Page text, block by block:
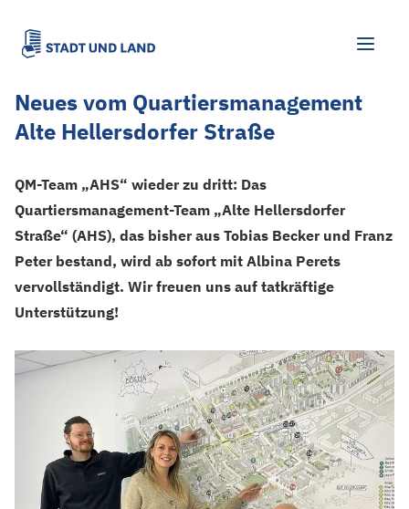
Neues vom Quartiersmanagement
Alte Hellersdorfer Straße
QM-Team „AHS“ wieder zu dritt: Das
Quartiersmanagement-Team „Alte Hellersdorfer
Straße“ (AHS), das bisher aus Tobias Becker und Franz
Peter bestand, wird ab sofort mit Albina Perets
vervollständigt. Wir freuen uns auf tatkräftige
Unterstützung!